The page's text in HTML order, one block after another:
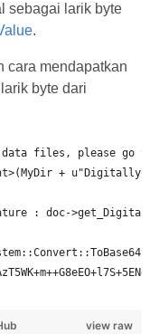
sebagai larik byte
.
cara mendapatkan
byte dari
data files, please go
+
: doc-
view raw